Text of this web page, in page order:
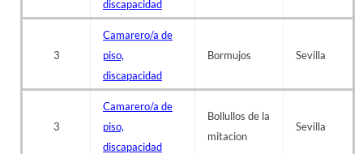
discapacidad
3
Camarero/a de
piso,
discapacidad
Bormujos Sevilla
3
Camarero/a de
piso,
discapacidad
Bollullos de la
mitacion
Sevilla